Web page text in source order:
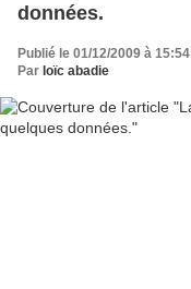
données.
Publié le 01/12/2009 à 15:54
Par loïc abadie